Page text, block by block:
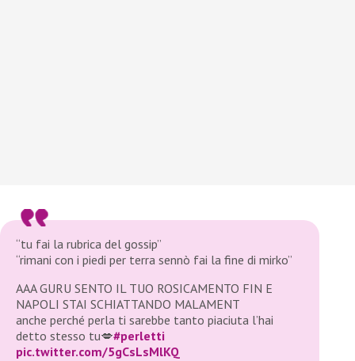
“tu fai la rubrica del gossip”
“rimani con i piedi per terra sennò fai la fine di mirko”
AAA GURU SENTO IL TUO ROSICAMENTO FIN E
NAPOLI STAI SCHIATTANDO MALAMENT
anche perché perla ti sarebbe tanto piaciuta l’hai
detto stesso tu💋#perletti
pic.twitter.com/5gCsLsMlKQ